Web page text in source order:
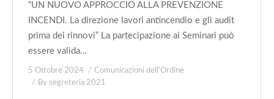
“UN NUOVO APPROCCIO ALLA PREVENZIONE
INCENDI. La direzione lavori antincendio e gli audit
prima dei rinnovi” La partecipazione ai Seminari può
essere valida…
5 Ottobre 2024
Comunicazioni dell'Ordine
By segreteria 2021